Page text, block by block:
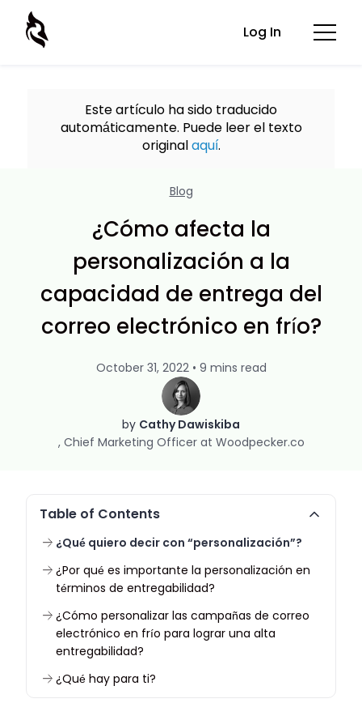
Log In
Este artículo ha sido traducido
automáticamente. Puede leer el texto
originalaquí.
Blog
¿Cómo afecta la
personalización a la
capacidad de entrega del
correo electrónico en frío?
by Cathy Dawiskiba
Chief Marketing Officer at Woodpecker.co
October 31, 2022 • 9 mins read
Table of Contents
¿Qué quiero decir con “personalización”?
¿Por qué es importante la personalización en
términos de entregabilidad?
¿Cómo personalizar las campañas de correo
electrónico en frío para lograr una alta
entregabilidad?
¿Qué hay para ti?